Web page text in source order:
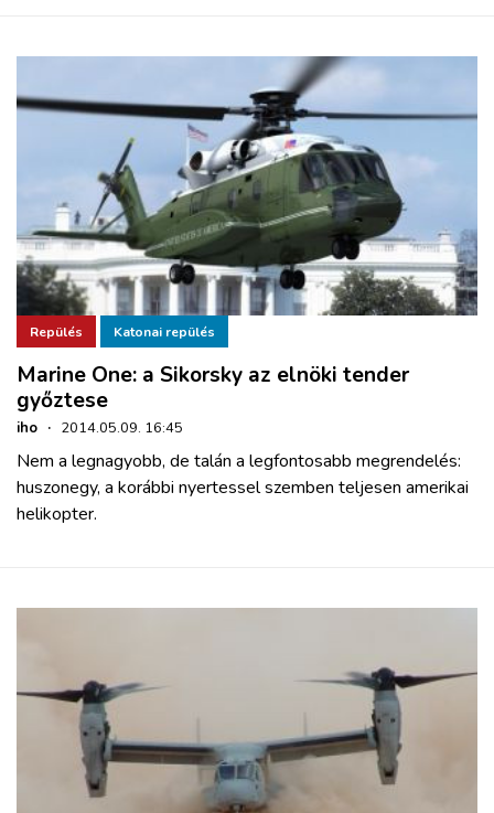
Repülés Katonai repülés
Marine One: a Sikorsky az elnöki tender
győztese
iho · 2014.05.09. 16:45
Nem a legnagyobb, de talán a legfontosabb megrendelés:
huszonegy, a korábbi nyertessel szemben teljesen amerikai
helikopter.